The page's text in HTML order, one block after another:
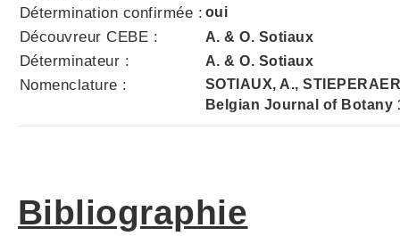
Détermination confirmée : oui
Découvreur CEBE : A. & O. Sotiaux
Déterminateur : A. & O. Sotiaux
Nomenclature :
SOTIAUX, A.,
Belgian Journal of Botany
Bibliographie